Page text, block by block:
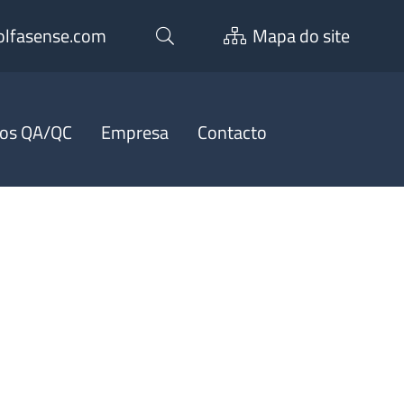
Mapa do site
QA/QC Empresa Contacto